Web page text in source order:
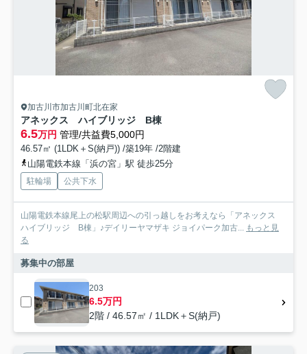
加古川市加古川町北在家
アネックス ハイブリッジ B棟
6.5万円 管理/共益費5,000円
46.57㎡ (1LDK＋S(納戸)) /築19年 /2階建
山陽電鉄本線「浜の宮」駅 徒歩25分
駐輪場 公共下水
山陽電鉄本線尾上の松駅周辺への引っ越しをお考えなら「アネックス
ハイブリッジ B棟」♪デイリーヤマザキ ジョイパーク加古...
もっと見
る
募集中の部屋
203
6.5万円
2階 / 46.57㎡ / 1LDK＋S(納戸)